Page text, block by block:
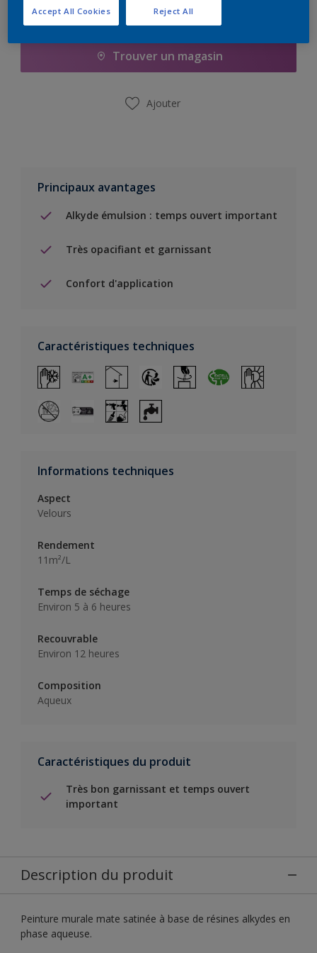
Ajouter à la liste d’achats
Trouver un magasin
Ajouter
Principaux avantages
Alkyde émulsion : temps ouvert important
Très opacifiant et garnissant
Confort d'application
Caractéristiques techniques
Informations techniques
Aspect
Velours
Rendement
11m²/L
Temps de séchage
Environ 5 à 6 heures
Recouvrable
Environ 12 heures
Composition
Aqueux
Caractéristiques du produit
Très bon garnissant et temps ouvert
important
Description du produit
Peinture murale mate satinée à base de résines alkydes en
phase aqueuse.
Reject All
Accept All Cookies